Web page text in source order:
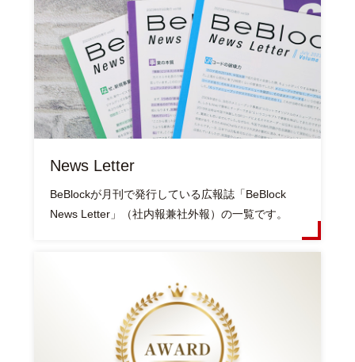
News Letter
BeBlockが月刊で発行している広報誌「BeBlock
News Letter」（社内報兼社外報）の一覧です。